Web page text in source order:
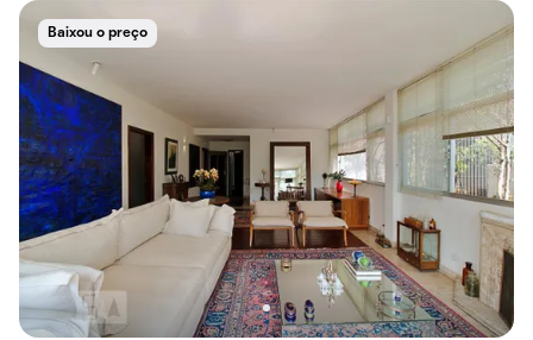
Baixou o preço